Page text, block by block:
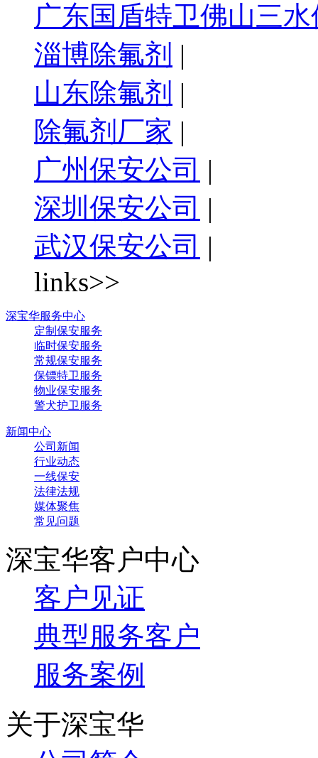
广东国盾特卫佛山三
淄博除氟剂 |
山东除氟剂 |
除氟剂厂家 |
广州保安公司 |
深圳保安公司 |
武汉保安公司 |
links>>
深宝华服务中心
定制保安服务
临时保安服务
常规保安服务
保镖特卫服务
物业保安服务
警犬护卫服务
新闻中心
公司新闻
行业动态
一线保安
法律法规
媒体聚焦
常见问题
深宝华客户中心
客户见证
典型服务客户
服务案例
关于深宝华